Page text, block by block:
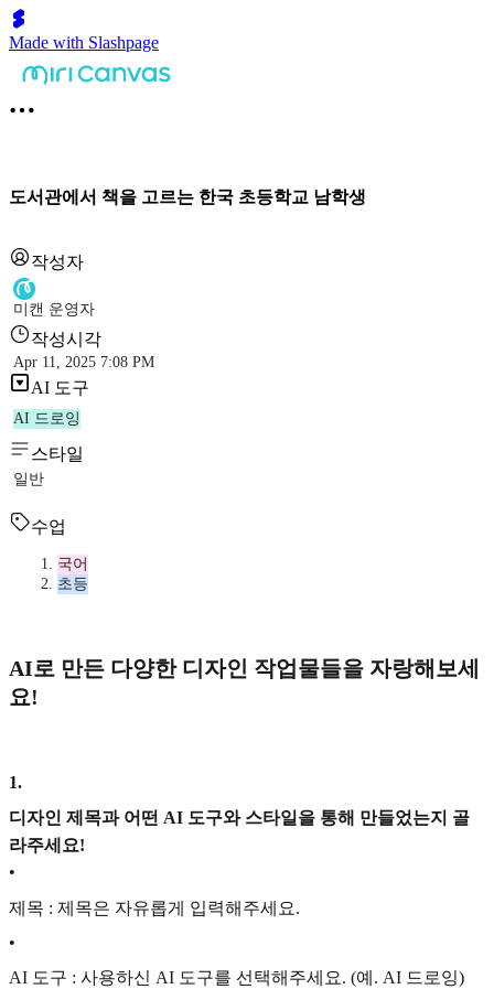
Made with Slashpage
도서관에서 책을 고르는 한국 초등학교 남학생
작성자
미캔 운영자
작성시각
Apr 11, 2025 7:08 PM
AI 도구
AI 드로잉
스타일
일반
수업
국어
초등
AI로 만든 다양한 디자인 작업물들을 자랑해보세
요!
1.
디자인 제목과 어떤 AI 도구와 스타일을 통해 만들었는지 골
라주세요!
•
제목 : 제목은 자유롭게 입력해주세요.
•
AI 도구 : 사용하신 AI 도구를 선택해주세요. (예. AI 드로잉)